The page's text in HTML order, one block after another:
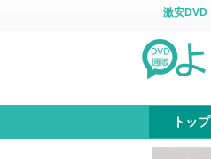
激安DVD
トップ